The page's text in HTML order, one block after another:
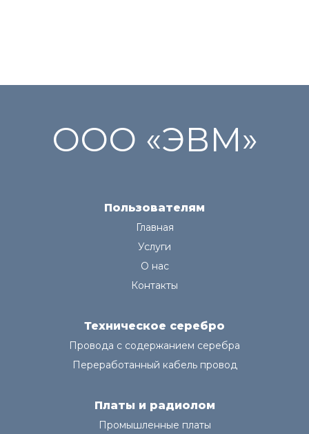
ООО «ЭВМ»
Пользователям
Главная
Услуги
О нас
Контакты
Техническое серебро
Провода с содержанием серебра
Переработанный кабель провод
Платы и радиолом
Промышленные платы